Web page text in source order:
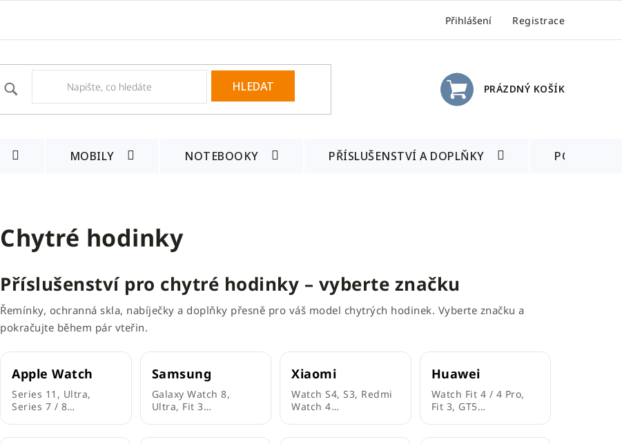
Přihlášení Registrace
HLEDAT
NÁKUPNÍ
PRÁZDNÝ KOŠÍK
MOBILY NOTEBOOKY PŘÍSLUŠENSTVÍ A DOPLŇKY POSLEDNÍ
Chytré hodinky
Příslušenství pro chytré hodinky – vyberte značku
Řemínky, ochranná skla, nabíječky a doplňky přesně pro váš model chytrých hodinek. Vyberte značku a
pokračujte během pár vteřin.
Apple Watch
Series 11, Ultra,
Series 7 / 8…
Samsung
Galaxy Watch 8,
Ultra, Fit 3…
Xiaomi
Watch S4, S3, Redmi
Watch 4…
Huawei
Watch Fit 4 / 4 Pro,
Fit 3, GT5…